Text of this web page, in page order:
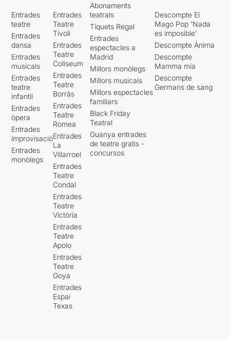
Entrades
teatre
Entrades
dansa
Entrades
musicals
Entrades
teatre
infantil
Entrades
òpera
Entrades
improvisació
Entrades
monòlegs
Entrades
Teatre
Tívoli
Entrades
Teatre
Coliseum
Entrades
Teatre
Borràs
Entrades
Teatre
Romea
Entrades
La
Villarroel
Entrades
Teatre
Condal
Entrades
Teatre
Victòria
Entrades
Teatre
Apolo
Entrades
Teatre
Goya
Entrades
Espai
Texas
Abonaments
teatrals
Tiquets Regal
Entrades
espectacles a
Madrid
Millors monòlegs
Millors musicals
Millors espectacles
familiars
Black Friday
Teatral
Guanya entrades
de teatre gratis -
concursos
Descompte El
Mago Pop 'Nada
es imposible'
Descompte Ànima
Descompte
Mamma mia
Descompte
Germans de sang